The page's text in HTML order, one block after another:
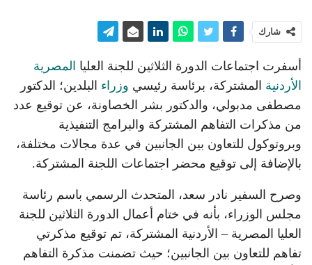
شارك
أسفرت اجتماعات الدورة الثلاثين للجنة العليا المصرية
الأردنية المشتركة، برئاسة رئيسي وزراء البلدين؛ الدكتور
مصطفى مدبولي، والدكتور بشر الخصاونة، عن توقيع عدد
من مذكرات التفاهم المشتركة والبرامج التنفيذية
وبروتوكول للتعاون بين الجانبين في عدة مجالات مختلفة،
بالإضافة إلى توقيع محضر اجتماعات اللجنة المشتركة.
وصرح السفير نادر سعد، المتحدث الرسمي باسم رئاسة
مجلس الوزراء، بأنه في ختام أعمال الدورة الثلاثين للجنة
العليا المصرية – الأردنية المشتركة، تم توقيع مذكرتي
تفاهم للتعاون بين الجانبين؛ حيث تضمنت مذكرة التفاهم